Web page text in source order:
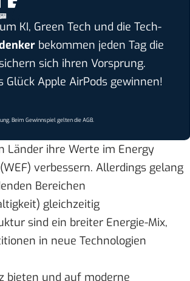
KI, Green Tech und die Tech-
bekommen jeden Tag die
sich ihren Vorsprung.
Apple AirPods gewinnen!
. Beim Gewinnspiel gelten dieAGB.
ihre Werte im Energy
verbessern. Allerdings gelang
Bereichen
gleichzeitig
sind ein breiter Energie-Mix,
in neue Technologien
bieten und auf moderne